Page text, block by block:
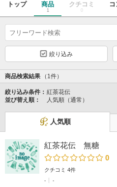
トップ 商品
1
クチコミ
0
絞り込み
商品検索結果 （1件）
絞り込み条件： 紅茶花伝
並び替え順：
人気順（通常）
人気順
紅茶花伝 無糖
0
クチコミ 4件
-
-